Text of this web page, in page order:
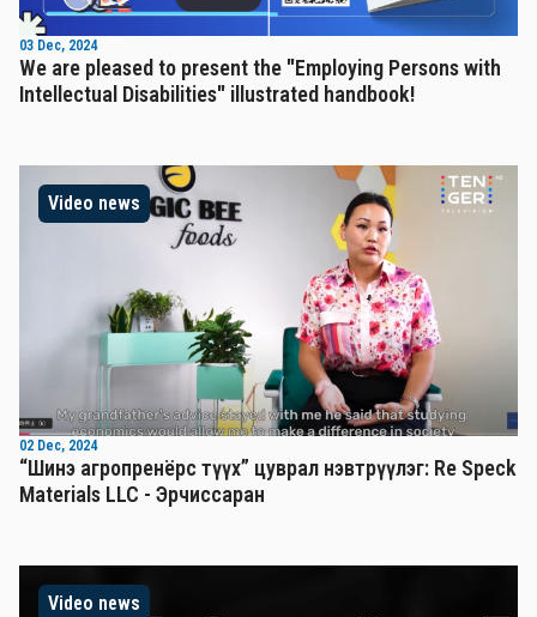
03 Dec, 2024
We are pleased to present the "Employing Persons with
Intellectual Disabilities" illustrated handbook!
Video news
02 Dec, 2024
“Шинэ агропренёрс түүх” цуврал нэвтрүүлэг: Re Speck
Materials LLC - Эрчиссаран
Video news